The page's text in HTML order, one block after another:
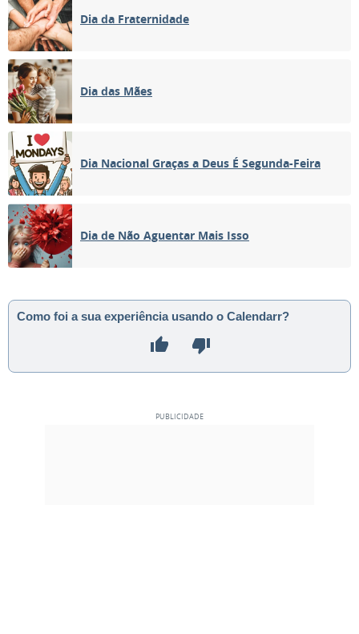
Dia da Fraternidade
Dia das Mães
Dia Nacional Graças a Deus É Segunda-Feira
Dia de Não Aguentar Mais Isso
Como foi a sua experiência usando o Calendarr?